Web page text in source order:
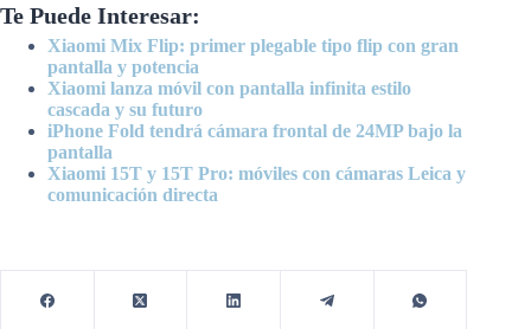
Te Puede Interesar:
Xiaomi Mix Flip: primer plegable tipo flip con gran
pantalla y potencia
Xiaomi lanza móvil con pantalla infinita estilo
cascada y su futuro
iPhone Fold tendrá cámara frontal de 24MP bajo la
pantalla
Xiaomi 15T y 15T Pro: móviles con cámaras Leica y
comunicación directa